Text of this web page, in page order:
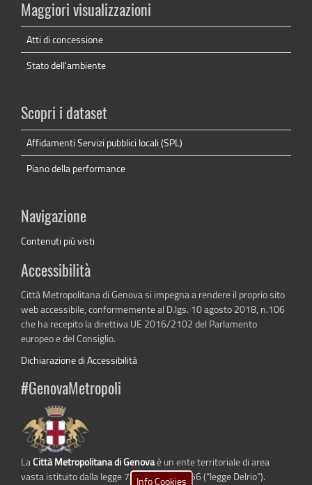
Maggiori visualizzazioni
Atti di concessione
Stato dell'ambiente
Scopri i dataset
Affidamenti Servizi pubblici locali (SPL)
Piano della performance
Navigazione
Contenuti più visti
Accessibilità
Città Metropolitana di Genova si impegna a rendere il proprio sito
web accessibile, conformemente al D.lgs. 10 agosto 2018, n.106
che ha recepito la direttiva UE 2016/2102 del Parlamento
europeo e del Consiglio.
Dichiarazione di Accessibilità
#GenovaMetropoli
LaCittà Metropolitana di Genovaè un ente territoriale di area
vasta istituito dalla legge 7 aprile 2014 n. 56 (“legge Delrio”).
Info Cookies